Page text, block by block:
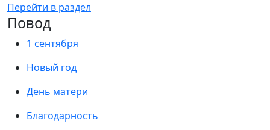
Перейти в раздел
Повод
1 сентября
Новый год
День матери
Благодарность